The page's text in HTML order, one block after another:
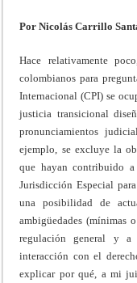
Por Nicolás Carrillo
Hace relativamente
colombianos para
Internacional (CPI) se
justicia transicional
pronunciamientos
ejemplo, se excluye la
que hayan contribuido
Jurisdicción Especial
una posibilidad de
ambigüedades (mínimas
regulación general y
interacción con el
explicar por qué, a mi